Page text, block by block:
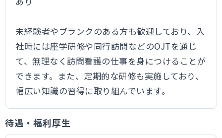
未経験者やブランクのある方も歓迎しており、入
社時には座学研修や同行訪問などのOJTを通じ
て、無理なく訪問看護の仕事を身につけることが
できます。また、定期的な研修も実施しており、
幅広い知識の習得に取り組んでいます。
待遇・福利厚生